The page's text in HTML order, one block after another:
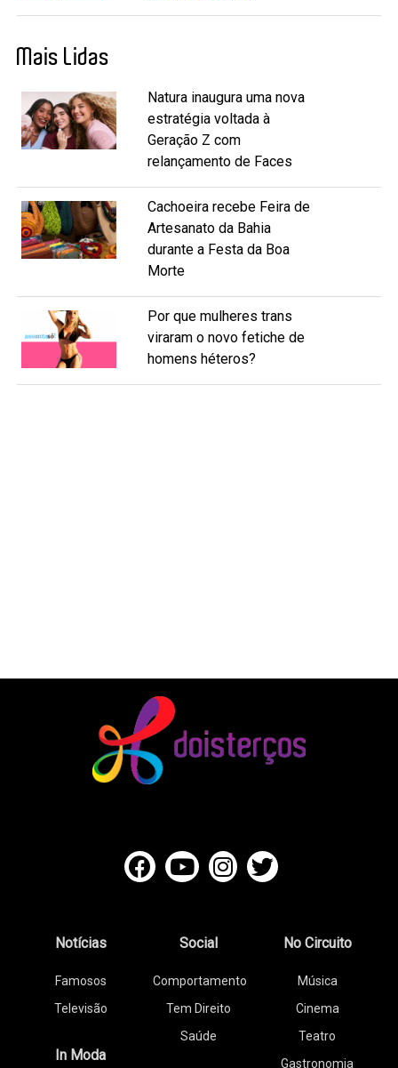
Mais Lidas
Natura inaugura uma nova
estratégia voltada à
Geração Z com
relançamento de Faces
Cachoeira recebe Feira de
Artesanato da Bahia
durante a Festa da Boa
Morte
Por que mulheres trans
viraram o novo fetiche de
homens héteros?
Notícias
Famosos
Televisão
In Moda
Social
Comportamento
Tem Direito
Saúde
No Circuito
Música
Cinema
Teatro
Gastronomia